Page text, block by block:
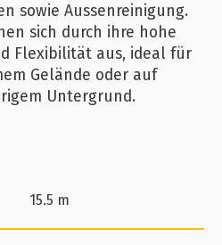
sowie Aussenreinigung.
sich durch ihre hohe
Flexibilität aus, ideal für
Gelände oder auf
Untergrund.
15.5 m